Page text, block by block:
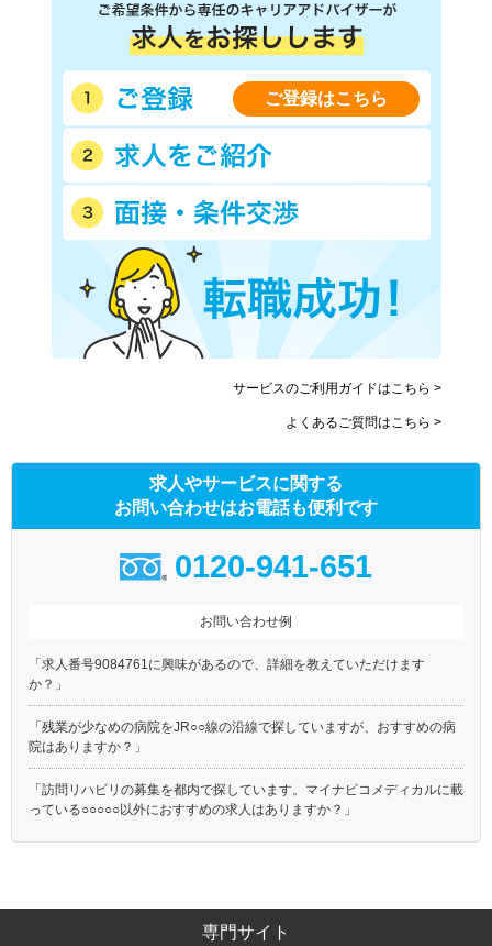
ご登録はこちら
サービスのご利用ガイドはこちら >
よくあるご質問はこちら >
求人やサービスに関する
お問い合わせはお電話も便利です
0120-941-651
お問い合わせ例
「求人番号9084761に興味があるので、詳細を教えていただけます
か？」
「残業が少なめの病院をJR○○線の沿線で探していますが、おすすめの病
院はありますか？」
「訪問リハビリの募集を都内で探しています。マイナビコメディカルに載
っている○○○○○以外におすすめの求人はありますか？」
専門サイト